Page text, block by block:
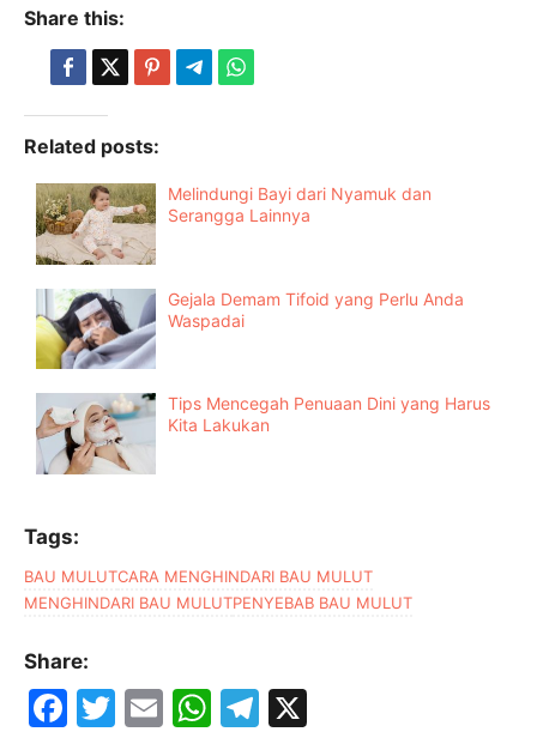
Share this:
Related posts:
Melindungi Bayi dari Nyamuk dan
Serangga Lainnya
Gejala Demam Tifoid yang Perlu Anda
Waspadai
Tips Mencegah Penuaan Dini yang Harus
Kita Lakukan
Tags:
BAU MULUTCARA MENGHINDARI BAU MULUT
MENGHINDARI BAU MULUTPENYEBAB BAU MULUT
Share:
F
T
E
W T